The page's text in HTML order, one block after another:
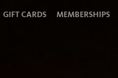
GIFT CARDS MEMBERSHIPS